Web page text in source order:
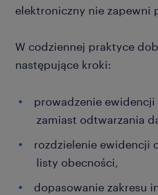
elektroniczny nie zapewni
W codziennej praktyce
następujące kroki:
prowadzenie ewidencji
zamiast odtwarzania
rozdzielenie ewidencji
listy obecności,
dopasowanie zakresu